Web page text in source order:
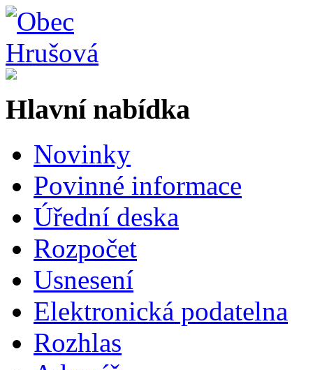
Hlavní nabídka
Novinky
Povinné informace
Úřední deska
Rozpočet
Usnesení
Elektronická podatelna
Rozhlas